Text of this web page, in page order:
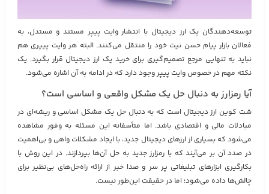
توسعه‌دهندگان یک ارز دیجیتال با انتشار وایت پیپر مستند و مستدل، به
فعالان بازار پیام حسن نیت خود را منتقل می‌کنند. البته هر وایت پیپری هم
نباید به تنهایی مرجع تصمیم‌گیری برای خرید یک ارز دیجیتال قرار بگیرد. یک
نکته مهم در خصوص وایت پیپر وجود دارد که در ادامه به آن اشاره می‌شود.
آیا رمزارز به دنبال حل یک مشکل واقعی و اساسی است؟
شت کوین ارز دیجیتال است که به دنبال حل یک مشکل اساسی و ریشه‌ای در
مبادلات مالی و اقتصادی باشد. اما متأسفانه این مسئله به وفور مشاهده
می‌شود که بسیاری از ارزهای دیجیتال جدید، با ایجاد مشکلات واهی و بی‌اهمیت
در صدد آن بر می‌آیند که با رمزارز جدید به حل آن‌ها بپردازند. در این روش با
بکارگیری ابزارهای تبلیغاتی پر سر و صدا خبر از ارائه راه‌حل‌های بی‌نظیر برای
چالش‌ها داده می‌شود؛ اما در حقیقت این‌طور نیست.